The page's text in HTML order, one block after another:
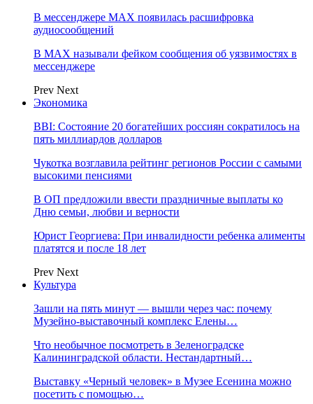
В мессенджере MAX появилась расшифровка
аудиосообщений
В МAX называли фейком сообщения об уязвимостях в
мессенджере
Prev Next
Экономика
BBI: Состояние 20 богатейших россиян сократилось на
пять миллиардов долларов
Чукотка возглавила рейтинг регионов России с самыми
высокими пенсиями
В ОП предложили ввести праздничные выплаты ко
Дню семьи, любви и верности
Юрист Георгиева: При инвалидности ребенка алименты
платятся и после 18 лет
Prev Next
Культура
Зашли на пять минут — вышли через час: почему
Музейно-выставочный комплекс Елены…
Что необычное посмотреть в Зеленоградске
Калининградской области. Нестандартный…
Выставку «Черный человек» в Музее Есенина можно
посетить с помощью…